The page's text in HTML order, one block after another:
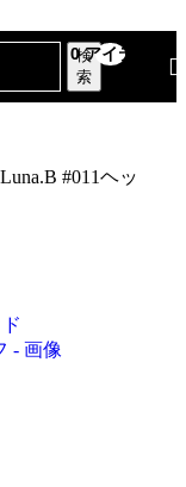
検
索
0アイテム
#011ヘッ